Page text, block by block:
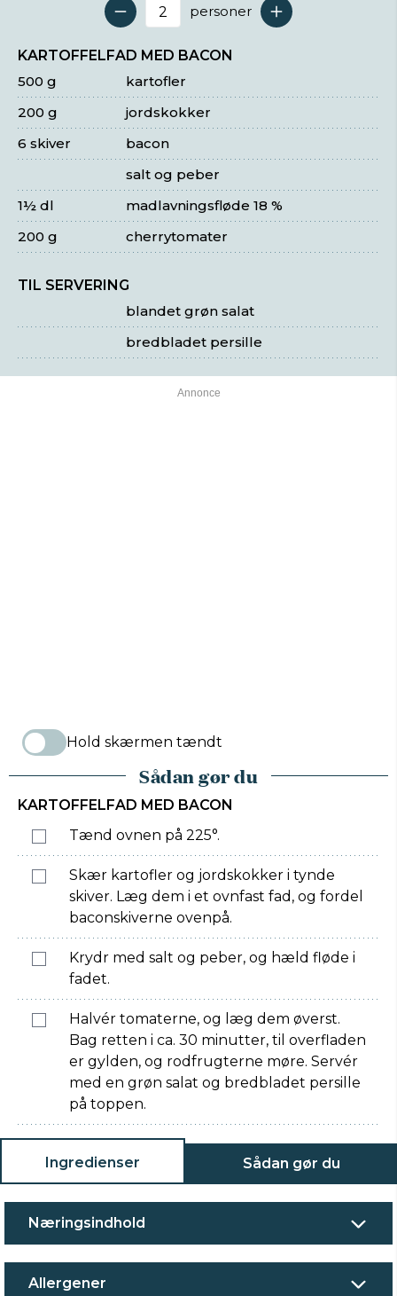
Antal serveringer
personer
KARTOFFELFAD MED BACON
kartofler
500 g
jordskokker
200 g
bacon
6 skiver
salt og peber
madlavningsfløde 18 %
1½ dl
cherrytomater
200 g
TIL SERVERING
blandet grøn salat
bredbladet persille
Hold skærmen tændt
Sådan gør du
KARTOFFELFAD MED BACON
Tænd ovnen på 225°.
Skær kartofler og jordskokker i tynde
skiver. Læg dem i et ovnfast fad, og fordel
baconskiverne ovenpå.
Krydr med salt og peber, og hæld fløde i
fadet.
Halvér tomaterne, og læg dem øverst.
Bag retten i ca. 30 minutter, til overfladen
er gylden, og rodfrugterne møre. Servér
med en grøn salat og bredbladet persille
på toppen.
Ingredienser Sådan gør du
Næringsindhold
Allergener